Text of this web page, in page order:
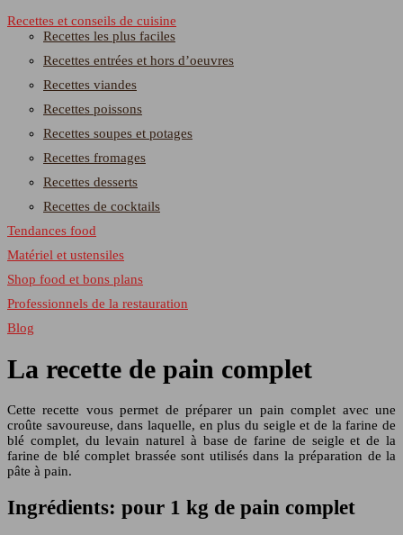
Recettes et conseils de cuisine
Recettes les plus faciles
Recettes entrées et hors d’oeuvres
Recettes viandes
Recettes poissons
Recettes soupes et potages
Recettes fromages
Recettes desserts
Recettes de cocktails
Tendances food
Matériel et ustensiles
Shop food et bons plans
Professionnels de la restauration
Blog
La recette de pain complet
Cette recette vous permet de préparer un pain complet avec une
croûte savoureuse, dans laquelle, en plus du seigle et de la farine de
blé complet, du levain naturel à base de farine de seigle et de la
farine de blé complet brassée sont utilisés dans la préparation de la
pâte à pain.
Ingrédients: pour 1 kg de pain complet